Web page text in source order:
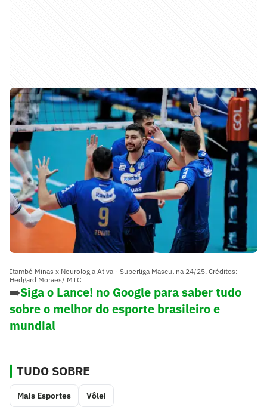
Itambé Minas x Neurologia Ativa - Superliga Masculina 24/25. Créditos:
Hedgard Moraes/ MTC
➡️Siga o Lance! no Google para saber tudo
sobre o melhor do esporte brasileiro e
mundial
TUDO SOBRE
Mais Esportes Vôlei